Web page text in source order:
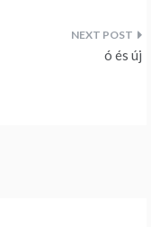
ó és új